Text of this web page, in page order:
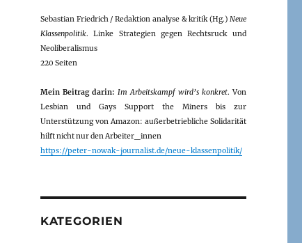
Sebastian Friedrich / Redaktion analyse & kritik (Hg.) Neue
Klassenpolitik. Linke Strategien gegen Rechtsruck und
Neoliberalismus
220 Seiten
Mein Beitrag darin: Im Arbeitskampf wird’s konkret. Von
Lesbian und Gays Support the Miners bis zur
Unterstützung von Amazon: außerbetriebliche Solidarität
hilft nicht nur den Arbeiter_innen
https://peter-nowak-journalist.de/neue-klassenpolitik/
KATEGORIEN